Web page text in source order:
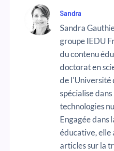
Sandra
Sandra
groupe IEDU
du contenu
doctorat en
de l'Université
spécialise
technologies
Engagée dans
éducative, elle
articles sur la